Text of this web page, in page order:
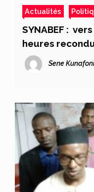
Actualités
SYNABEF :
heures
du secteur des
Sene Kunafoni